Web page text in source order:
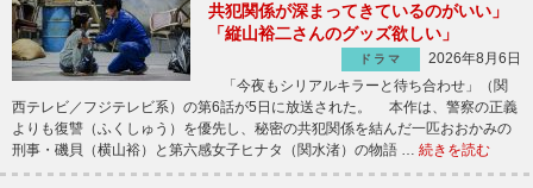
共犯関係が深まってきているのがいい」
「縦山裕二さんのグッズ欲しい」
ドラマ
2026年8月6日
「今夜もシリアルキラーと待ち合わせ」（関
西テレビ／フジテレビ系）の第6話が5日に放送された。 本作は、警察の正義
よりも復讐（ふくしゅう）を優先し、秘密の共犯関係を結んだ一匹おおかみの
刑事・磯貝（横山裕）と第六感女子ヒナタ（関水渚）の物語 … 続きを読む